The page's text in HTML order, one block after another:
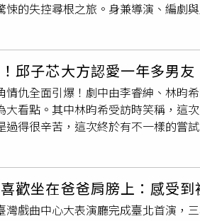
腦壓，不能從事跑馬拉松或潛水等
否再承受拍戲環境的日夜顛倒。林
已掉成禿頭，她忍下心中的震驚，趕
樣貌，也已重新出發接演舞 台劇 。
的失控尋根之旅。身兼導演、編劇
、公路、河邊、路邊一路奔跑，以
先鬼》有精彩對手戲。（圖／華映娛
高難度演出，小薰笑稱自己拍攝時內
完全不按牌理出牌，充斥著許多繞
享道：「其實在現場還沒正式開拍
的就是鬼一樣。」而導演蘇達都會
達，在宣傳期更展現了超狂毅力。
鬼》的大旗子徒步路跑，堅持每天
）蘇達分享，有次在淡水跑步時甚至
姨誤以為是候選人拜票，熱情大喊
情喊話：「從8月開始，歡迎大家在
熱血與快樂傳播出去！」
邱子芯大方認愛一年多男友
情仇全面引爆！劇中由李睿紳、林昀
看點。其中林昀希受訪時笑稱，這
得很辛苦，這次終於有不一樣的嘗
先前一同參與《全明星運動會》的
滿好的，但私底下的事我們真的不會
聯絡，但新作品發動態時，大家還是
不會覺得夾在中間尷尬難選邊？林
尬，頂多給一個『隔空擁抱』的感
歡坐在爸爸肩膀上：感受到
灣戲曲中心大表演廳完成臺北首演，